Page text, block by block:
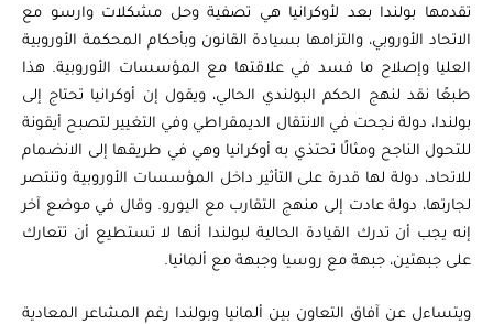
تقدمها بولندا بعد لأوكرانيا هي تصفية وحل مشكلات وارسو مع
الاتحاد الأوروبي، والتزامها بسيادة القانون وبأحكام المحكمة الأوروبية
العليا وإصلاح ما فسد في علاقتها مع المؤسسات الأوروبية. هذا
طبعًا نقد لنهج الحكم البولندي الحالي، ويقول إن أوكرانيا تحتاج إلى
بولندا، دولة نجحت في الانتقال الديمقراطي وفي التغيير لتصبح أيقونة
للتحول الناجح ومثالًا تحتذي به أوكرانيا وهي في طريقها إلى الانضمام
للاتحاد، دولة لها قدرة على التأثير داخل المؤسسات الأوروبية وتنتصر
لجارتها، دولة عادت إلى منهج التقارب مع اليورو. وقال في موضع آخر
إنه يجب أن تدرك القيادة الحالية لبولندا أنها لا تستطيع أن تتعارك
على جبهتين، جبهة مع روسيا وجبهة مع ألمانيا.
ويتساءل عن آفاق التعاون بين ألمانيا وبولندا رغم المشاعر المعادية